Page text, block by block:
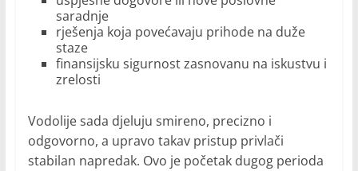
saradnje
rješenja koja povećavaju prihode na duže
staze
finansijsku sigurnost zasnovanu na iskustvu i
zrelosti
Vodolije sada djeluju smireno, precizno i
odgovorno, a upravo takav pristup privlači
stabilan napredak. Ovo je početak dugog perioda